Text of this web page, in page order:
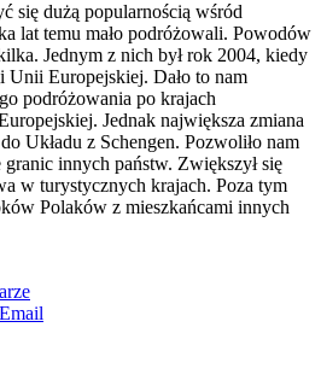
się dużą popularnością wśród
lat temu mało podróżowali. Powodów
Jednym z nich był rok 2004, kiedy
Unii Europejskiej. Dało to nam
podróżowania po krajach
Jednak największa zmiana
Układu z Schengen. Pozwoliło nam
innych państw. Zwiększył się
w turystycznych krajach. Poza tym
Polaków z mieszkańcami innych
Email